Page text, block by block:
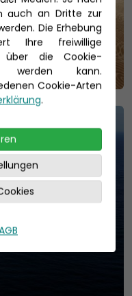
auch an Dritte zur
Die Erhebung
Ihre freiwillige
über die Cookie-
werden kann.
Cookie-Arten
.